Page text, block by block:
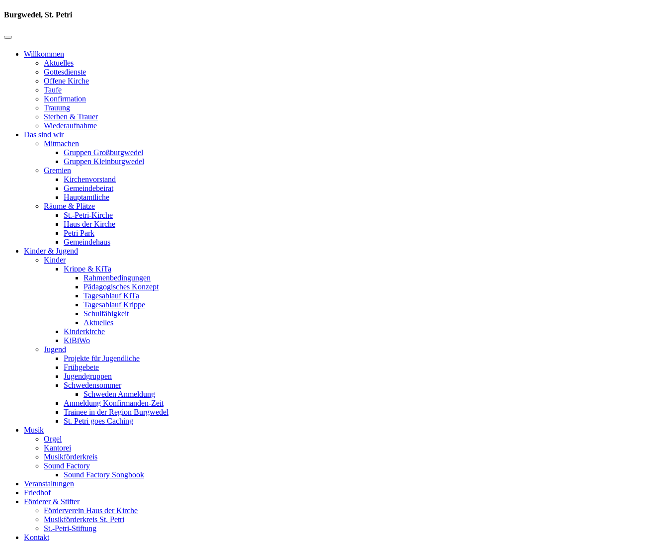
Burgwedel, St. Petri
Willkommen
Aktuelles
Gottesdienste
Offene Kirche
Taufe
Konfirmation
Trauung
Sterben & Trauer
Wiederaufnahme
Das sind wir
Mitmachen
Gruppen Großburgwedel
Gruppen Kleinburgwedel
Gremien
Kirchenvorstand
Gemeindebeirat
Hauptamtliche
Räume & Plätze
St.-Petri-Kirche
Haus der Kirche
Petri Park
Gemeindehaus
Kinder & Jugend
Kinder
Krippe & KiTa
Rahmenbedingungen
Pädagogisches Konzept
Tagesablauf KiTa
Tagesablauf Krippe
Schulfähigkeit
Aktuelles
Kinderkirche
KiBiWo
Jugend
Projekte für Jugendliche
Frühgebete
Jugendgruppen
Schwedensommer
Schweden Anmeldung
Anmeldung Konfirmanden-Zeit
Trainee in der Region Burgwedel
St. Petri goes Caching
Musik
Orgel
Kantorei
Musikförderkreis
Sound Factory
Sound Factory Songbook
Veranstaltungen
Friedhof
Förderer & Stifter
Förderverein Haus der Kirche
Musikförderkreis St. Petri
St.-Petri-Stiftung
Kontakt